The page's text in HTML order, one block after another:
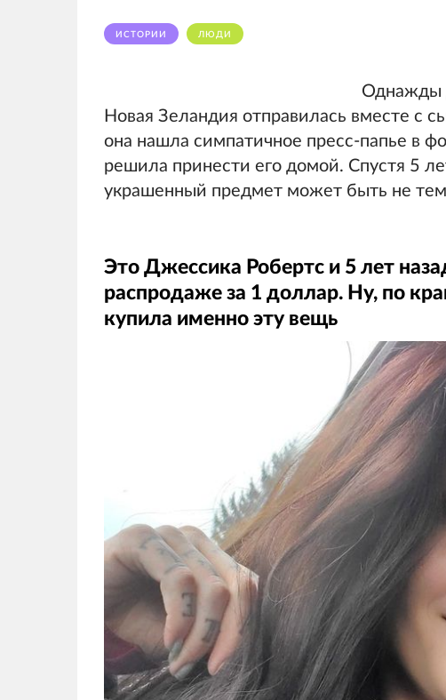
ИСТОРИИ ЛЮДИ
Однажды
Новая Зеландия отправилась вместе с
она нашла симпатичное пресс-папье в
решила принести его домой. Спустя 5
украшенный предмет может быть не
Это Джессика Робертс и 5 лет
распродаже за 1 доллар. Ну, по
купила именно эту вещь